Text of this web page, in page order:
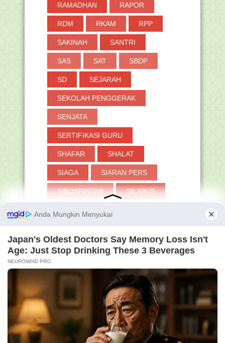
RAMADHAN RAPOR
RDM RKAM RPP
SAKINAH SANTRI
SAS SAT SBDP
SD SEJARAH
SEKOLAH PENGGERAK
SENJATA
SERTIFIKASI GURU
SHAFAR SHALAT
SIAGA SIARAN PERS
SIBOSPINTAR SILABUS
SKB SKI SKP
SURAT EDARAN
SYA'BAN SYAIR
SYAWAL TANYA-JAWAB
TASAWUF